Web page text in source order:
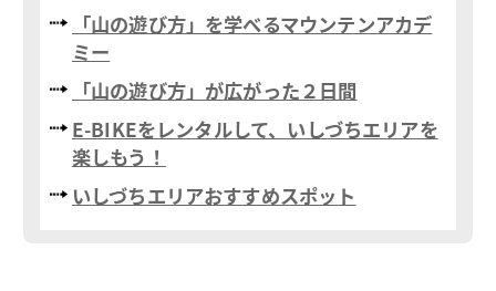
「山の遊び方」を学べるマウンテンアカデ
ミー
「山の遊び方」が広がった２日間
E-BIKEをレンタルして、いしづちエリアを
楽しもう！
いしづちエリアおすすめスポット